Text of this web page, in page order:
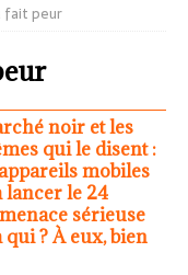
fait peur
noir et les
qui le disent :
mobiles
lancer le 24
sérieuse
? À eux, bien